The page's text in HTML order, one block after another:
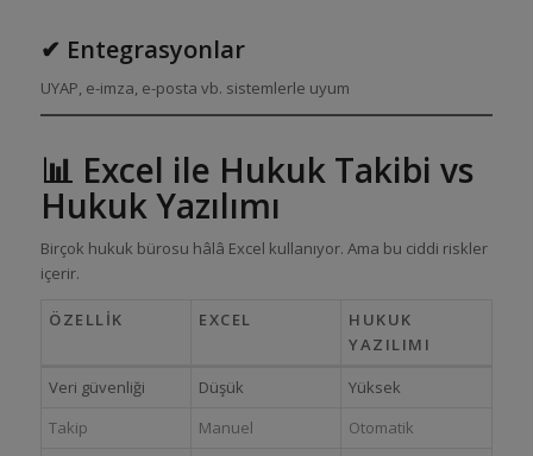
✔ Entegrasyonlar
UYAP, e-imza, e-posta vb. sistemlerle uyum
📊 Excel ile Hukuk Takibi vs
Hukuk Yazılımı
Birçok hukuk bürosu hâlâ Excel kullanıyor. Ama bu ciddi riskler
içerir.
ÖZELLIK EXCEL
HUKUK
YAZILIMI
Veri güvenliği
Düşük
Yüksek
Takip
Manuel
Otomatik